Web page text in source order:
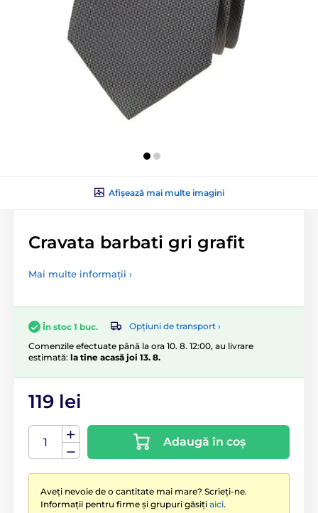
Afișează mai multe imagini
Cravata barbati gri grafit
Mai multe informații ›
În stoc 1 buc.
Opțiuni de transport ›
Comenzile efectuate până la ora 10. 8. 12:00, au livrare
estimată: la tine acasă joi 13. 8.
119 lei
Adaugă în coș
Aveți nevoie de o cantitate mai mare? Scrieți-ne.
Informații pentru firme și grupuri găsiți aici.